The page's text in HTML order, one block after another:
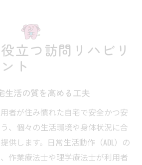
立つ訪問リハビリ
ト
生活の質を高める工夫
者が住み慣れた自宅で安全かつ安
、個々の生活環境や身体状況に合
供します。日常生活動作（ADL）の
作業療法士や理学療法士が利用者